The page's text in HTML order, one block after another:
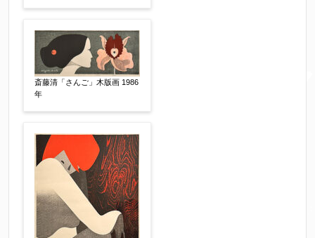
サイン有(自筆)
鑑定証書付
その他
限定番号 【任意】
【任意】
斎藤清「さんご」木版画 1986
年